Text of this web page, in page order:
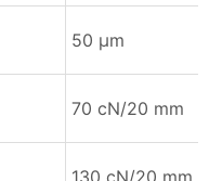
50 µm
70 cN/20 mm
130 cN/20 mm